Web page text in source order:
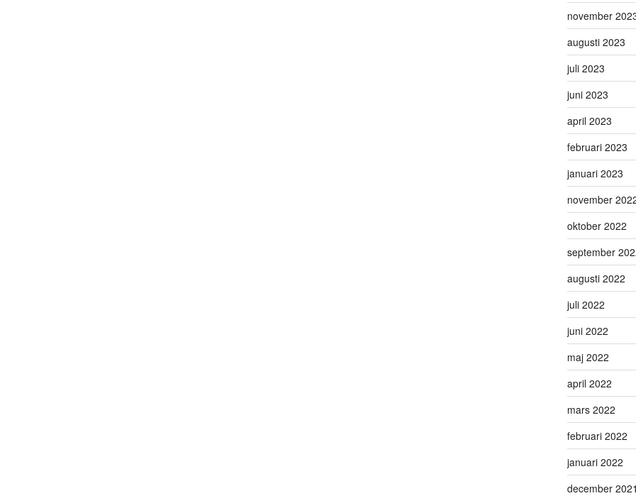
november
augusti 2023
juli 2023
juni 2023
april 2023
februari 2023
januari 2023
november
oktober 2022
september
augusti 2022
juli 2022
juni 2022
maj 2022
april 2022
mars 2022
februari 2022
januari 2022
december